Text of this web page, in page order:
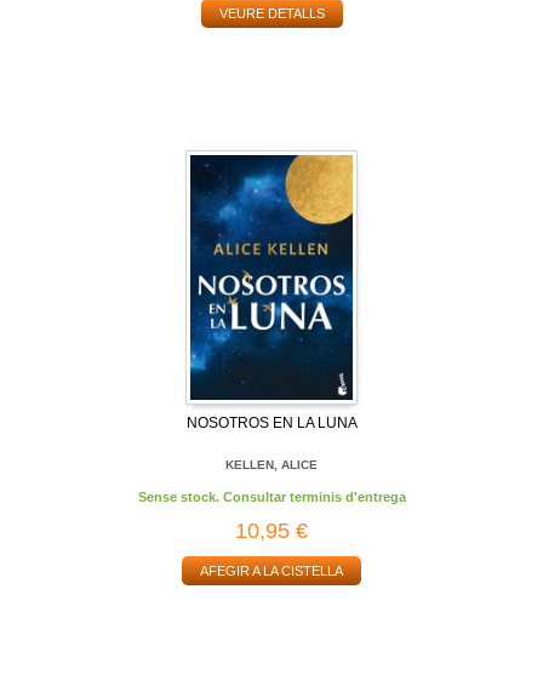
VEURE DETALLS
NOSOTROS EN LA LUNA
KELLEN, ALICE
Sense stock. Consultar terminis d'entrega
10,95 €
AFEGIR A LA CISTELLA